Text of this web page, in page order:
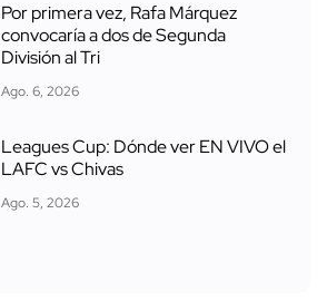
Por primera vez, Rafa Márquez
convocaría a dos de Segunda
División al Tri
Ago. 6, 2026
Leagues Cup: Dónde ver EN VIVO el
LAFC vs Chivas
Ago. 5, 2026